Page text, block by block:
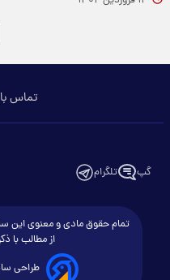
تماس
گپ تلگرام
تمام حقوق مادی و معنوی این
از مطالب با
طراحی